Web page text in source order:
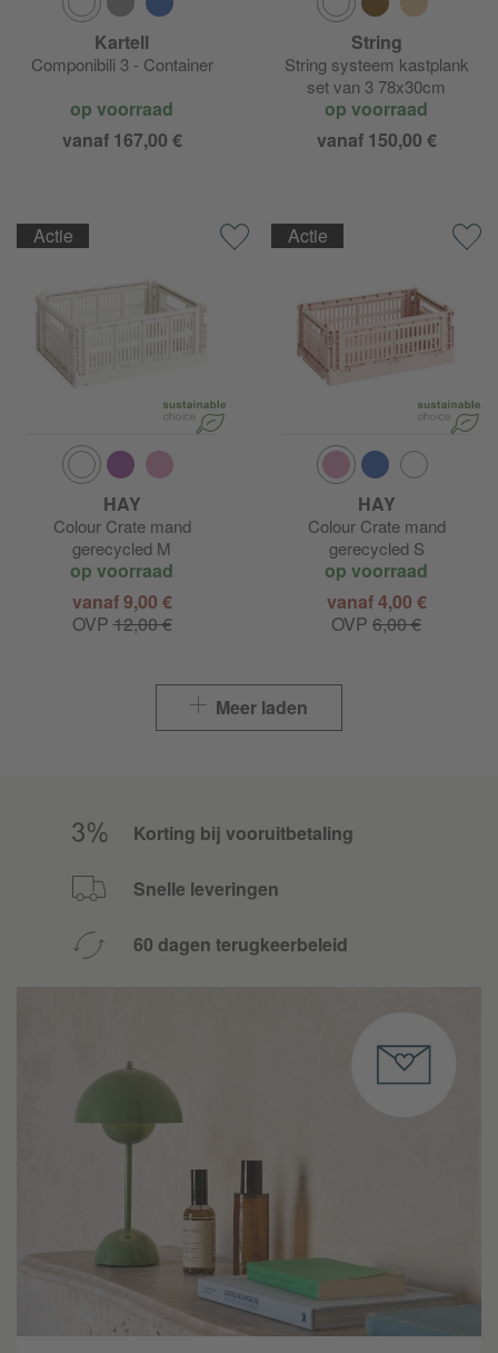
Kartell
Componibili 3 - Container
op voorraad
vanaf 167,00 €
String
String systeem kastplank
set van 3 78x30cm
op voorraad
vanaf 150,00 €
Actie
HAY
Colour Crate mand
gerecycled M
op voorraad
vanaf 9,00 €
OVP12,00 €
Actie
HAY
Colour Crate mand
gerecycled S
op voorraad
vanaf 4,00 €
OVP 6,00 €
Meer laden
Korting bij vooruitbetaling
Snelle leveringen
60 dagen terugkeerbeleid